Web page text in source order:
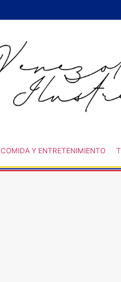
COMIDA Y ENTRETENIMIENTO